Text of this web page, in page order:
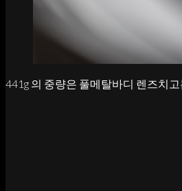
441g 의 중량은 풀메탈바디 렌즈치고